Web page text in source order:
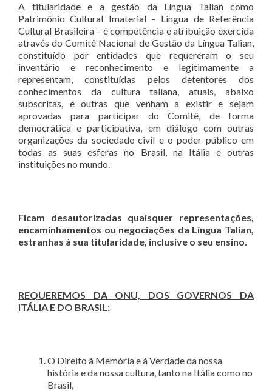
A titularidade e a gestão da Língua Talian como
Patrimônio Cultural Imaterial – Língua de Referência
Cultural Brasileira – é competência e atribuição exercida
através do Comitê Nacional de Gestão da Língua Talian,
constituído por entidades que requereram o seu
inventário e reconhecimento e legitimamente a
representam, constituídas pelos detentores dos
conhecimentos da cultura taliana, atuais, abaixo
subscritas, e outras que venham a existir e sejam
aprovadas para participar do Comitê, de forma
democrática e participativa, em diálogo com outras
organizações da sociedade civil e o poder público em
todas as suas esferas no Brasil, na Itália e outras
instituições no mundo.
Ficam desautorizadas quaisquer representações,
encaminhamentos ou negociações da Língua Talian,
estranhas à sua titularidade, inclusive o seu ensino.
REQUEREMOS DA ONU, DOS GOVERNOS DA
ITÁLIA E DO BRASIL:
O Direito à Memória e à Verdade da nossa
história e da nossa cultura, tanto na Itália como no
Brasil,